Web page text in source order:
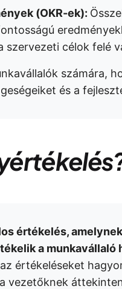
(OKR-ek):
szervezeti célok felé
számára,
és a
értékelés,
a munkavállaló
értékeléseket
vezetőknek